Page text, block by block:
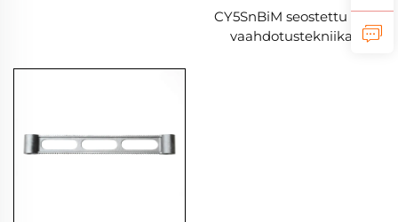
CY5SnBiM seostettu teräs
vaahdotustekniikalla